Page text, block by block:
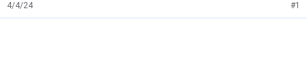
4/4/24 #1